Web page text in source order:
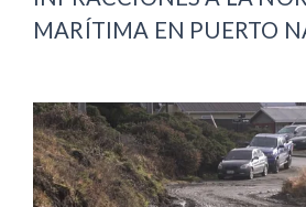
MARÍTIMA EN PUERTO